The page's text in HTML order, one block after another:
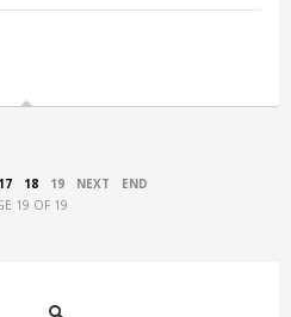
17 18 19 NEXT
END
19 OF 19